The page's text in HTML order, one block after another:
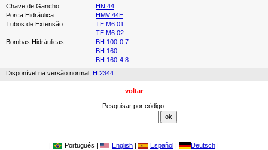
Chave de Gancho
HN 44
Porca Hidráulica
HMV 44E
Tubos de Extensão
TE M6 01
TE M6 02
Bombas Hidráulicas
BH 100-0.7
BH 160
BH 160-4.8
Disponível na versão normal, H 2344
voltar
Pesquisar por código:
| Português | English | Español | Deutsch |